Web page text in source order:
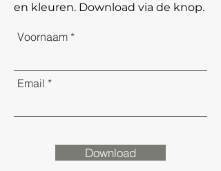
en kleuren. Download via de knop.
Voornaam
Email
Download